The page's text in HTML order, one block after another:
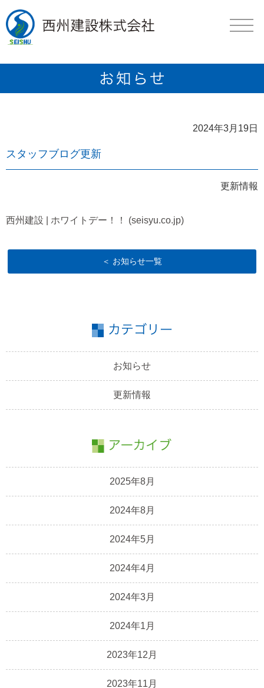
2024年3月19日
スタッフブログ更新
更新情報
西州建設 | ホワイトデー！！ (seisyu.co.jp)
＜ お知らせ一覧
お知らせ
更新情報
2025年8月
2024年8月
2024年5月
2024年4月
2024年3月
2024年1月
2023年12月
2023年11月